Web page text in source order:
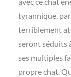
tyrannique,
terriblement
seront séduits
ses multiples
propre chat.